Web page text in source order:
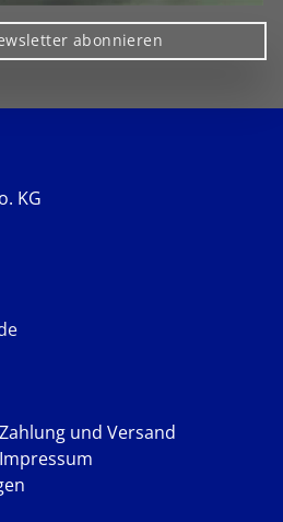
abonnieren
KG
Zahlung und Versand
Impressum